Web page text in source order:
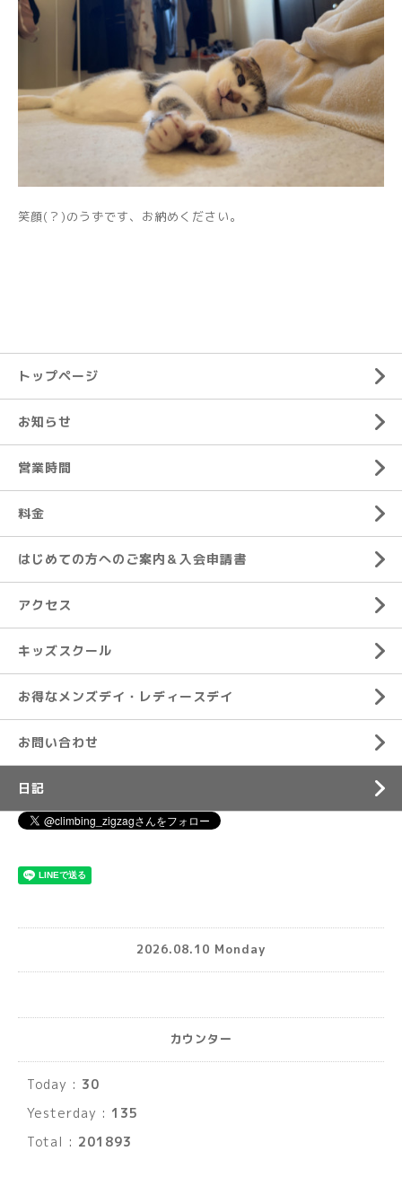
笑顔(？)のうずです、お納めください。
トップページ
お知らせ
営業時間
料金
はじめての方へのご案内＆入会申請書
アクセス
キッズスクール
お得なメンズデイ・レディースデイ
お問い合わせ
日記
2026.08.10 Monday
カウンター
Today : 30
Yesterday : 135
Total : 201893